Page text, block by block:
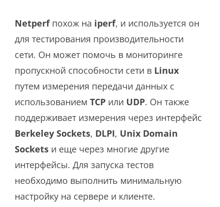
Netperfпохож на iperf, и используется он
для тестирования производительности
сети. Он может помочь в мониторинге
пропускной способности сети в Linux
путем измерения передачи данных с
использованием TCP или UDP. Он также
поддерживает измерения через интерфейс
Berkeley Sockets, DLPI, Unix Domain
Sockets и еще через многие другие
интерфейсы. Для запуска тестов
необходимо выполнить минимальную
настройку на сервере и клиенте.